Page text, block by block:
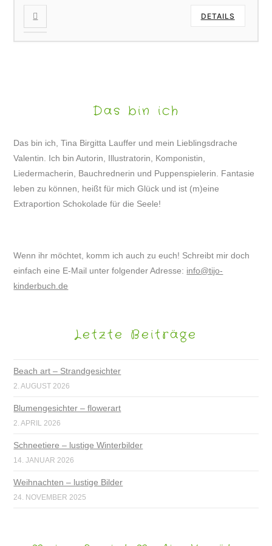
DETAILS
Das bin ich
Das bin ich, Tina Birgitta Lauffer und mein Lieblingsdrache
Valentin. Ich bin Autorin, Illustratorin, Komponistin,
Liedermacherin, Bauchrednerin und Puppenspielerin. Fantasie
leben zu können, heißt für mich Glück und ist (m)eine
Extraportion Schokolade für die Seele!
Wenn ihr möchtet, komm ich auch zu euch! Schreibt mir doch
einfach eine E-Mail unter folgender Adresse: info@tijo-
kinderbuch.de
Letzte Beiträge
Beach art – Strandgesichter
2. AUGUST 2026
Blumengesichter – flowerart
2. APRIL 2026
Schneetiere – lustige Winterbilder
14. JANUAR 2026
Weihnachten – lustige Bilder
24. NOVEMBER 2025